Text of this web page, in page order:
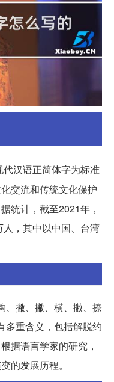
汉语正简体字为标准
交流和传统文化保护
统计，截至2021年，
，其中以中国、台湾
、撇、撇、横、撇、捺
多重含义，包括解脱约
据语言学家的研究，
的发展历程。